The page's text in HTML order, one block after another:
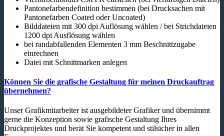
Pantonefarbendefinition bestimmen (bei Drucksachen mit
Pantonefarben Coated oder Uncoated)
Bilddateien mit 300 dpi Auflösung wählen / bei Strichdateien
1200 dpi Ausflösung wählen
bei randabfallenden Elementen 3 mm Beschnittzugabe
einrechnen
Datei mit Schnittmarken anlegen
Können Sie die grafische Gestaltung für meinen Druckauftrag
übernehmen?
Unser Grafikmitarbeiter ist ausgebildeter Grafiker und übernimmt
gerne die Konzeption sowie grafische Gestaltung Ihres
Druckprojektes und berät Sie kompetent und stilsicher in allen